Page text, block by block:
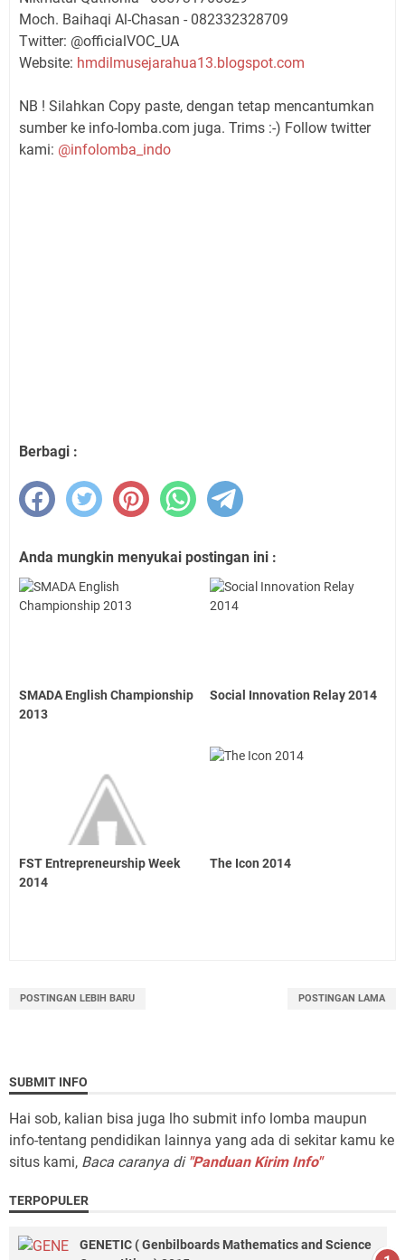
Moch. Baihaqi Al-Chasan - 082332328709
Twitter: @officialVOC_UA
Website: hmdilmusejarahua13.blogspot.com
NB ! Silahkan Copy paste, dengan tetap mencantumkan
sumber ke info-lomba.com juga. Trims :-) Follow twitter
kami: @infolomba_indo
Berbagi :
Anda mungkin menyukai postingan ini :
SMADA English Championship
2013
Social Innovation Relay 2014
FST Entrepreneurship Week
2014
The Icon 2014
POSTINGAN LEBIH BARU POSTINGAN LAMA
SUBMIT INFO
Hai sob, kalian bisa juga lho submit info lomba maupun
info-tentang pendidikan lainnya yang ada di sekitar kamu ke
situs kami, Baca caranya di "Panduan Kirim Info"
TERPOPULER
GENETIC ( Genbilboards Mathematics and Science